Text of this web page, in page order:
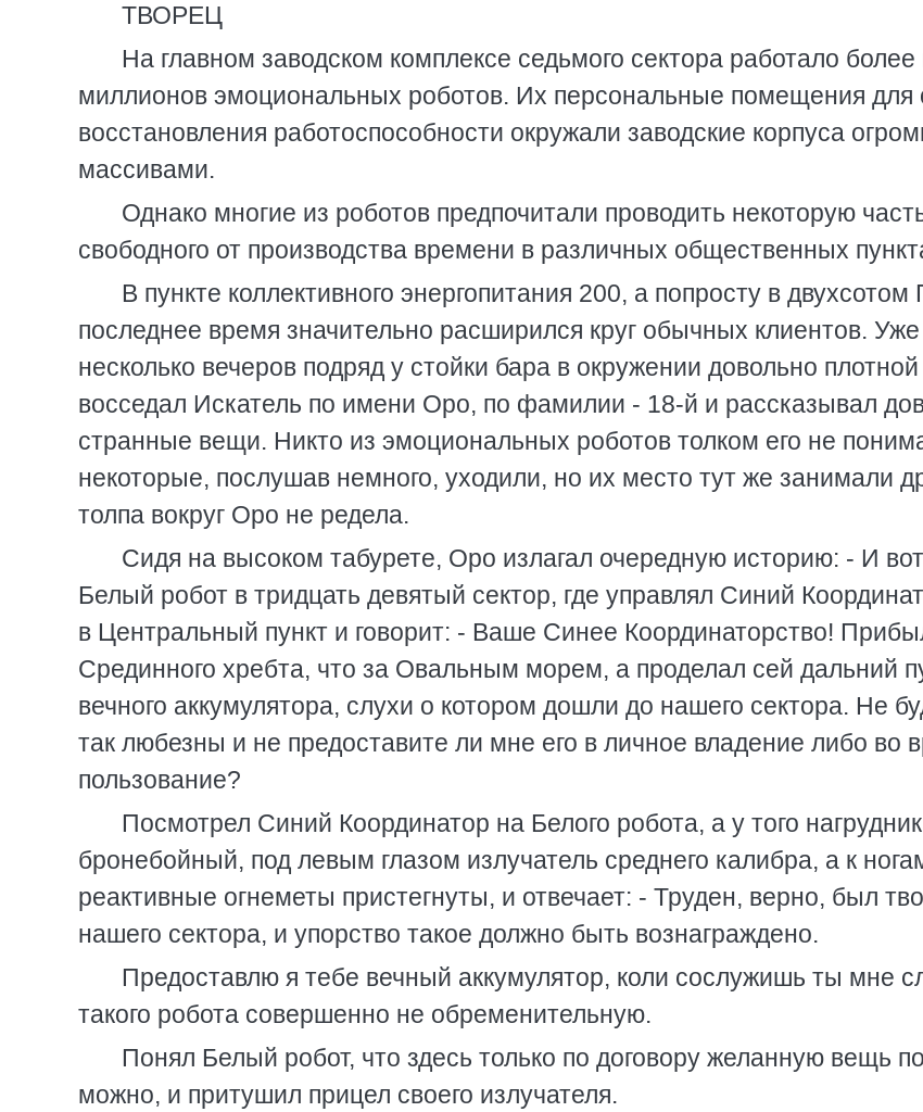
ТВОРЕЦ
На главном заводском комплексе седьмого сектора работало более
миллионов эмоциональных роботов. Их персональные помещения для
восстановления работоспособности окружали заводские корпуса
массивами.
Однако многие из роботов предпочитали проводить некоторую
свободного от производства времени в различных общественных
В пункте коллективного энергопитания 200, а попросту в
последнее время значительно расширился круг обычных клиентов. Уже
несколько вечеров подряд у стойки бара в окружении довольно
восседал Искатель по имени Оро, по фамилии - 18-й и рассказывал
странные вещи. Никто из эмоциональных роботов толком его не
некоторые, послушав немного, уходили, но их место тут же занимали
толпа вокруг Оро не редела.
Сидя на высоком табурете, Оро излагал очередную историю: - И
Белый робот в тридцать девятый сектор, где управлял Синий
в Центральный пункт и говорит: - Ваше Синее Координаторство!
Срединного хребта, что за Овальным морем, а проделал сей дальний
вечного аккумулятора, слухи о котором дошли до нашего сектора. Не
так любезны и не предоставите ли мне его в личное владение либо во
пользование?
Посмотрел Синий Координатор на Белого робота, а у того нагрудник
бронебойный, под левым глазом излучатель среднего калибра, а к
реактивные огнеметы пристегнуты, и отвечает: - Труден, верно, был
нашего сектора, и упорство такое должно быть вознаграждено.
Предоставлю я тебе вечный аккумулятор, коли сослужишь ты мне
такого робота совершенно не обременительную.
Понял Белый робот, что здесь только по договору желанную вещь
можно, и притушил прицел своего излучателя.